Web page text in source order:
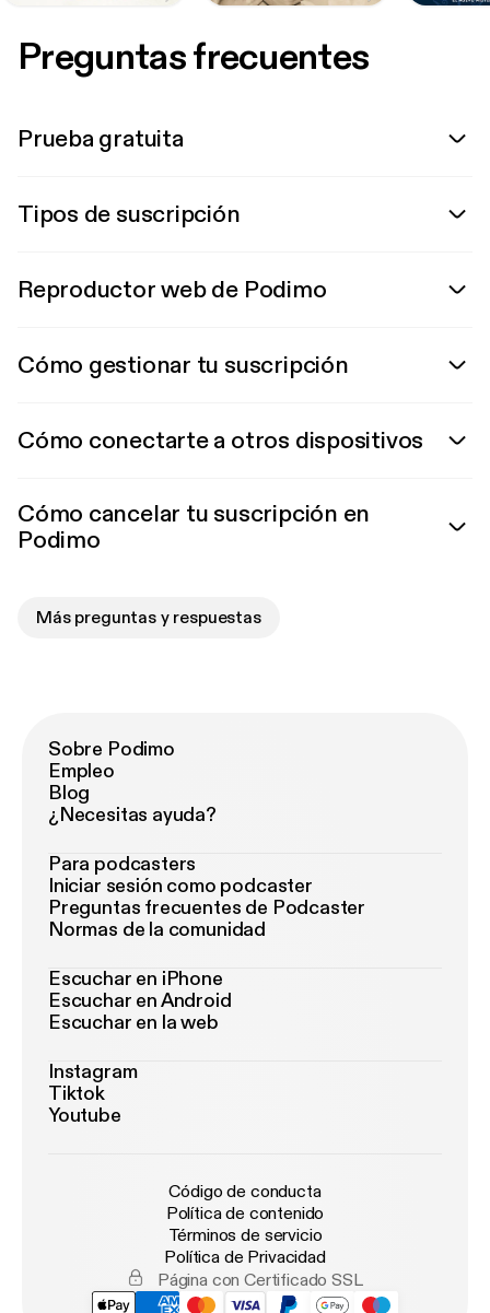
Preguntas frecuentes
Prueba gratuita
Tipos de suscripción
Reproductor web de Podimo
Cómo gestionar tu suscripción
Cómo conectarte a otros dispositivos
Cómo cancelar tu suscripción en
Podimo
Más preguntas y respuestas
Sobre Podimo
Empleo
Blog
¿Necesitas ayuda?
Para podcasters
Iniciar sesión como podcaster
Preguntas frecuentes de Podcaster
Normas de la comunidad
Escuchar en iPhone
Escuchar en Android
Escuchar en la web
Instagram
Tiktok
Youtube
Código de conducta
Política de contenido
Términos de servicio
Política de Privacidad
Página con Certificado SSL